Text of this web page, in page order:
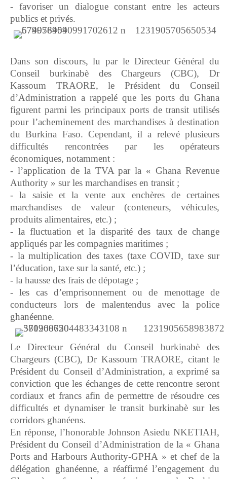
- favoriser un dialogue constant entre les acteurs
publics et privés.
Dans son discours, lu par le Directeur Général du
Conseil burkinabè des Chargeurs (CBC), Dr
Kassoum TRAORE, le Président du Conseil
d’Administration a rappelé que les ports du Ghana
figurent parmi les principaux ports de transit utilisés
pour l’acheminement des marchandises à destination
du Burkina Faso. Cependant, il a relevé plusieurs
difficultés rencontrées par les opérateurs
économiques, notamment :
- l’application de la TVA par la « Ghana Revenue
Authority » sur les marchandises en transit ;
- la saisie et la vente aux enchères de certaines
marchandises de valeur (conteneurs, véhicules,
produits alimentaires, etc.) ;
- la fluctuation et la disparité des taux de change
appliqués par les compagnies maritimes ;
- la multiplication des taxes (taxe COVID, taxe sur
l’éducation, taxe sur la santé, etc.) ;
- la hausse des frais de dépotage ;
- les cas d’emprisonnement ou de menottage de
conducteurs lors de malentendus avec la police
ghanéenne.
Le Directeur Général du Conseil burkinabè des
Chargeurs (CBC), Dr Kassoum TRAORE, citant le
Président du Conseil d’Administration, a exprimé sa
conviction que les échanges de cette rencontre seront
cordiaux et francs afin de permettre de résoudre ces
difficultés et dynamiser le transit burkinabè sur les
corridors ghanéens.
En réponse, l’honorable Johnson Asiedu NKETIAH,
Président du Conseil d’Administration de la « Ghana
Ports and Harbours Authority-GPHA » et chef de la
délégation ghanéenne, a réaffirmé l’engagement du